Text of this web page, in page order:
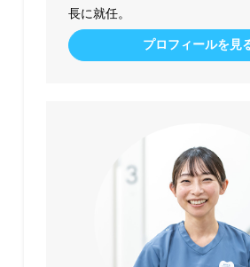
長に就任。
プロフィールを見